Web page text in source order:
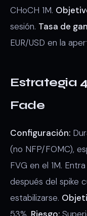
CHoCH 1M.
sesión. Tasa de
EUR/USD en la
Estrategia
Fade
Configuración:
(no NFP/FOMC),
FVG en el 1M.
después del spike
estabilizarse.